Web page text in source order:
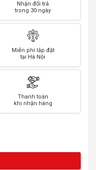
Nhận đổi trả
trong 30 ngày
Miễn phí lắp đặt
tại Hà Nội
Thanh toán
khi nhận hàng